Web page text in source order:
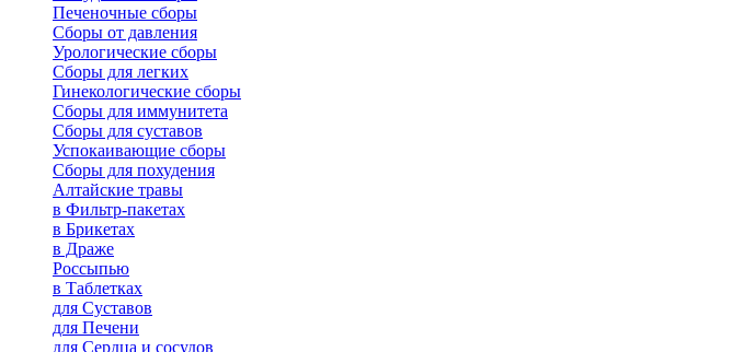
Печеночные сборы
Сборы от давления
Урологические сборы
Сборы для легких
Гинекологические сборы
Сборы для иммунитета
Сборы для суставов
Успокаивающие сборы
Сборы для похудения
Алтайские травы
в Фильтр-пакетах
в Брикетах
в Драже
Россыпью
в Таблетках
для Cуставов
для Печени
для Сердца и сосудов